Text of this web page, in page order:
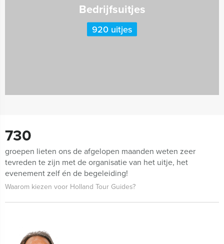
Bedrijfsuitjes
920 uitjes
730
groepen lieten ons de afgelopen maanden weten zeer
tevreden te zijn met de organisatie van het uitje, het
evenement zelf én de begeleiding!
Waarom kiezen voor Holland Tour Guides?